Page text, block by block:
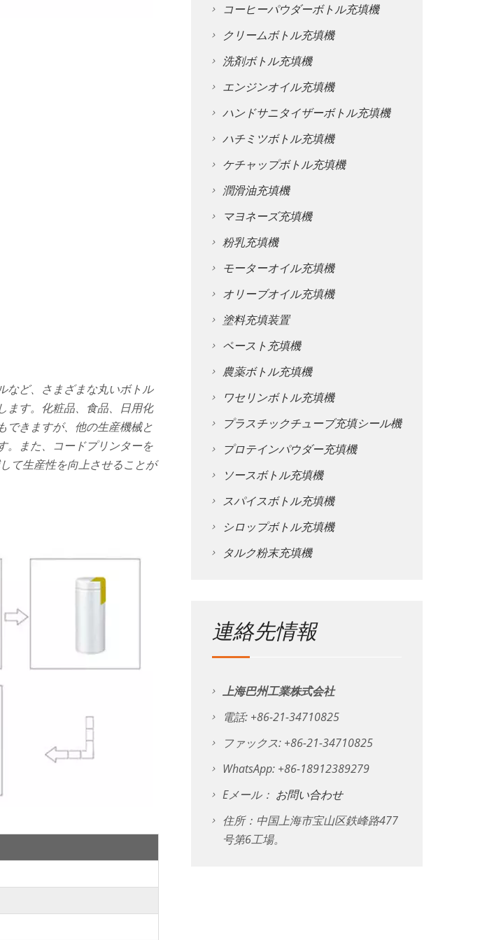
など、さまざまな丸いボトル
ます。化粧品、食品、日用化
できますが、他の生産機械と
。また、コードプリンターを
て生産性を向上させることが
コーヒーパウダーボトル充填機
クリームボトル充填機
洗剤ボトル充填機
エンジンオイル充填機
ハンドサニタイザーボトル充填機
ハチミツボトル充填機
ケチャップボトル充填機
潤滑油充填機
マヨネーズ充填機
粉乳充填機
モーターオイル充填機
オリーブオイル充填機
塗料充填装置
ペースト充填機
農薬ボトル充填機
ワセリンボトル充填機
プラスチックチューブ充填シール機
プロテインパウダー充填機
ソースボトル充填機
スパイスボトル充填機
シロップボトル充填機
タルク粉末充填機
連絡先情報
上海巴州工業株式会社
電話: +86-21-34710825
ファックス: +86-21-34710825
WhatsApp: +86-18912389279
Eメール： お問い合わせ
住所：中国上海市宝山区鉄峰路477
号第6工場。